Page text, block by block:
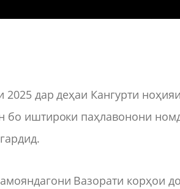
2025 дар деҳаи Кангурти
бо иштироки паҳлавонони
Вазорати корҳои